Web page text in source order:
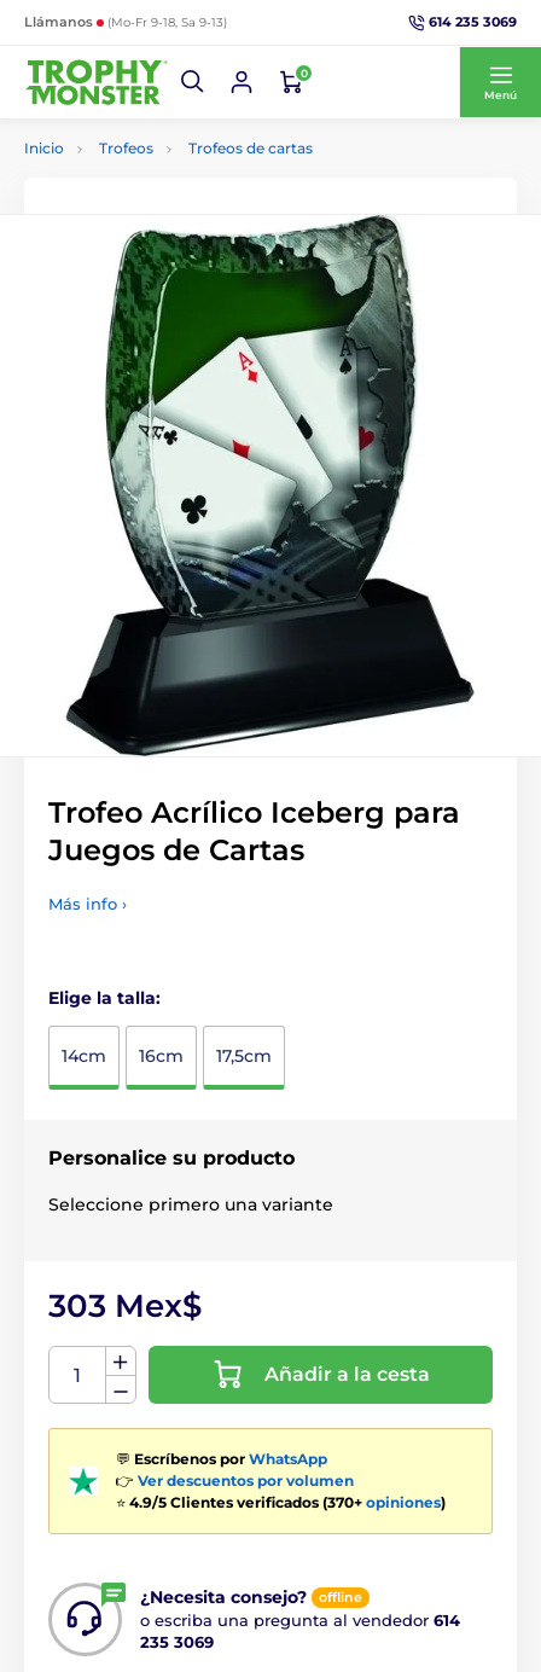
Llámanos (Mo-Fr 9-18, Sa 9-13) 614 235 3069
0
Menú
Inicio Trofeos Trofeos de cartas
Trofeo Acrílico Iceberg para
Juegos de Cartas
Más info ›
Elige la talla:
14cm 16cm 17,5cm
Personalice su producto
Seleccione primero una variante
303 Mex$
Añadir a la cesta
💬 Escríbenos por WhatsApp
👉 Ver descuentos por volumen
⭐ 4.9/5 Clientes verificados (370+ opiniones)
¿Necesita consejo? offline
o escriba una pregunta al vendedor 614
235 3069